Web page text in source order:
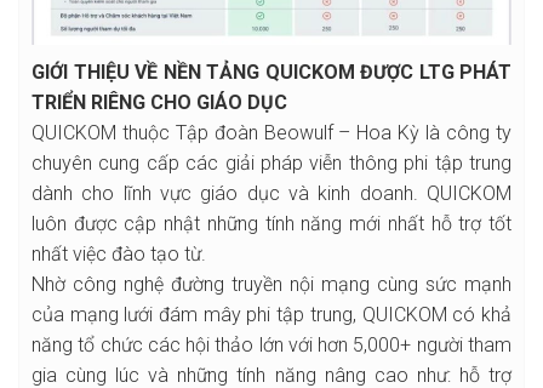
GIỚI THIỆU VỀ NỀN TẢNG QUICKOM ĐƯỢC LTG PHÁT
TRIỂN RIÊNG CHO GIÁO DỤC
QUICKOM thuộc Tập đoàn Beowulf – Hoa Kỳ là công ty
chuyên cung cấp các giải pháp viễn thông phi tập trung
dành cho lĩnh vực giáo dục và kinh doanh. QUICKOM
luôn được cập nhật những tính năng mới nhất hỗ trợ tốt
nhất việc đào tạo từ.
Nhờ công nghệ đường truyền nội mạng cùng sức mạnh
của mạng lưới đám mây phi tập trung, QUICKOM có khả
năng tổ chức các hội thảo lớn với hơn 5,000+ người tham
gia cùng lúc và những tính năng nâng cao như: hỗ trợ